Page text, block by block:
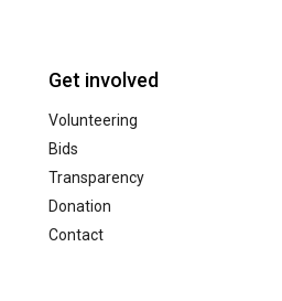
Get involved
Volunteering
Bids
Transparency
Donation
Contact